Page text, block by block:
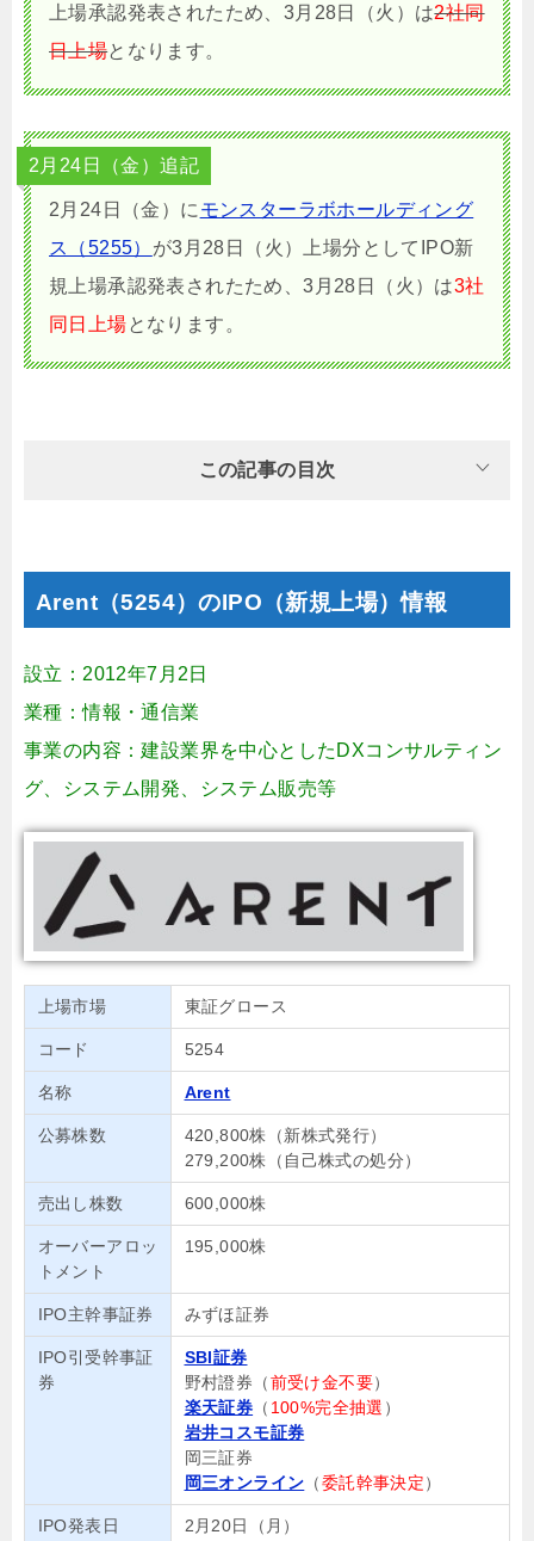
上場承認発表されたため、3月28日（火）は2社同
日上場となります。
2月24日（金）追記
2月24日（金）に モンスターラボホールディング
ス（5255） が3月28日（火）上場分としてIPO新
規上場承認発表されたため、3月28日（火）は3社
同日上場となります。
この記事の目次
Arent（5254）のIPO（新規上場）情報
設立：2012年7月2日
業種：情報・通信業
事業の内容：建設業界を中心としたDXコンサルティン
グ、システム開発、システム販売等
上場市場 東証グロース
コード 5254
名称 Arent
公募株数
420,800株（新株式発行）
279,200株（自己株式の処分）
売出し株数 600,000株
オーバーアロッ
トメント
195,000株
IPO主幹事証券 みずほ証券
IPO引受幹事証
券
SBI証券
野村證券（前受け金不要）
楽天証券 （ 100%完全抽選 ）
岩井コスモ証券
岡三証券
岡三オンライン （委託幹事決定）
IPO発表日 2月20日（月）